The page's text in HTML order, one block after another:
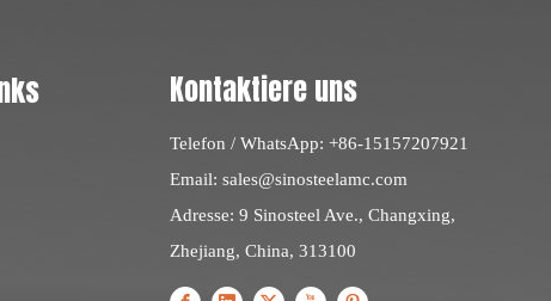
Kontaktiere uns
Telefon / WhatsApp: +86-15157207921
Email: sales@sinosteelamc.com
Adresse: 9 Sinosteel Ave., Changxing,
Zhejiang, China, 313100